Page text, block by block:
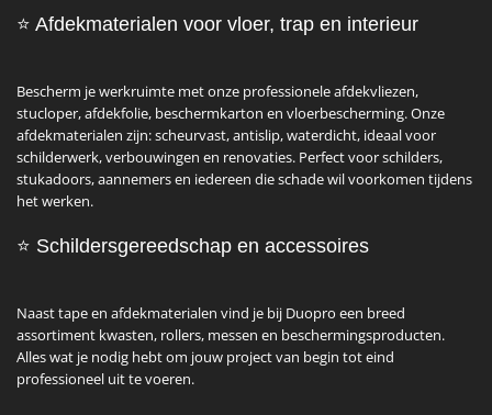
⭐ Afdekmaterialen voor vloer, trap en interieur
Bescherm je werkruimte met onze professionele afdekvliezen,
stucloper, afdekfolie, beschermkarton en vloerbescherming. Onze
afdekmaterialen zijn: scheurvast, antislip, waterdicht, ideaal voor
schilderwerk, verbouwingen en renovaties. Perfect voor schilders,
stukadoors, aannemers en iedereen die schade wil voorkomen tijdens
het werken.
⭐ Schildersgereedschap en accessoires
Naast tape en afdekmaterialen vind je bij Duopro een breed
assortiment kwasten, rollers, messen en beschermingsproducten.
Alles wat je nodig hebt om jouw project van begin tot eind
professioneel uit te voeren.